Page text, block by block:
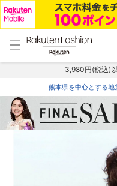
menu home
トップ
3,980円(税込)
熊本県を中心とする